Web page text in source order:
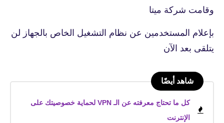
وقامت شركة ميتا
بإعلام المستخدمين عن نظام التشغيل الخاص بالجهاز لن
يتلقى بعد الآن
شاهد أيضًا
كل ما تحتاج معرفته عن الـ VPN لحماية خصوصيتك على
الإنترنت